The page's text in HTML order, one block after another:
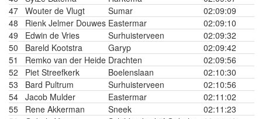
47 Wouter de Vlugt Sumar
02:09:09
48
Rienk Jelmer Douwes Eastermar
02:09:10
49
Edwin de Vries Surhuisterveen
02:09:32
50
Bareld Kootstra Garyp
02:09:42
51
Remko van der Heide Drachten
02:09:56
52
Piet Streefkerk Boelenslaan
02:10:30
53
Bard Pultrum Surhuisterveen
02:10:56
54 Jacob Mulder Eastermar
02:11:02
55
Rene Akkerman Sneek
02:11:23